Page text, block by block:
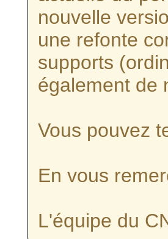
nouvelle
une refonte
supports
également de
Vous pouvez
En vous
L'équipe du